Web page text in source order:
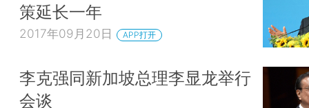
策延长一年
2017年09月20日 APP打开
李克强同新加坡总理李显龙举行
会谈